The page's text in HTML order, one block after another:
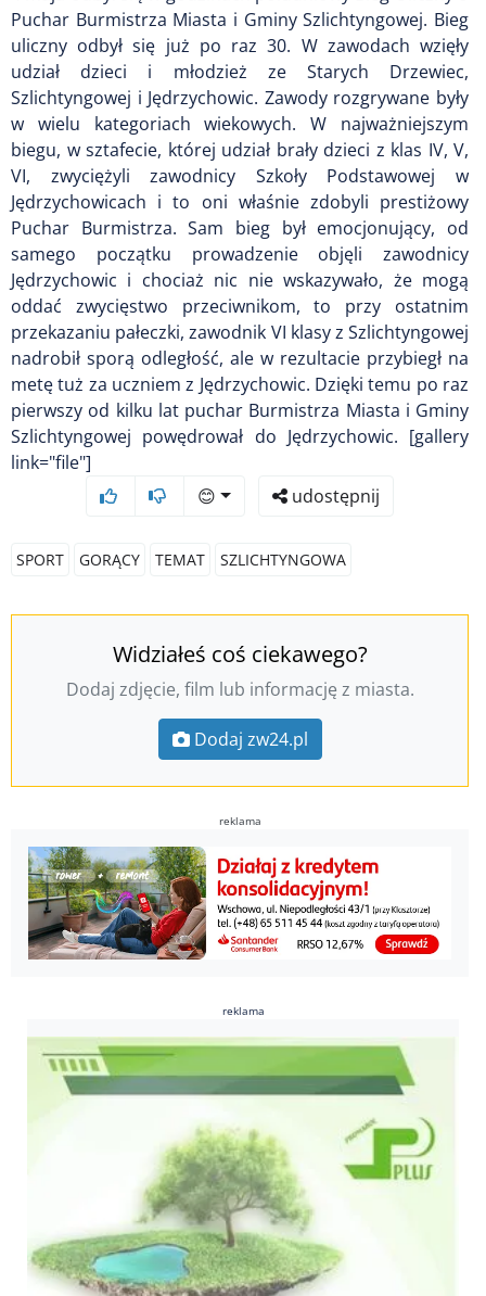
Puchar Burmistrza Miasta i Gminy Szlichtyngowej. Bieg
uliczny odbył się już po raz 30. W zawodach wzięły
udział dzieci i młodzież ze Starych Drzewiec,
Szlichtyngowej i Jędrzychowic. Zawody rozgrywane były
w wielu kategoriach wiekowych. W najważniejszym
biegu, w sztafecie, której udział brały dzieci z klas IV, V,
VI, zwyciężyli zawodnicy Szkoły Podstawowej w
Jędrzychowicach i to oni właśnie zdobyli prestiżowy
Puchar Burmistrza. Sam bieg był emocjonujący, od
samego początku prowadzenie objęli zawodnicy
Jędrzychowic i chociaż nic nie wskazywało, że mogą
oddać zwycięstwo przeciwnikom, to przy ostatnim
przekazaniu pałeczki, zawodnik VI klasy z Szlichtyngowej
nadrobił sporą odległość, ale w rezultacie przybiegł na
metę tuż za uczniem z Jędrzychowic. Dzięki temu po raz
pierwszy od kilku lat puchar Burmistrza Miasta i Gminy
Szlichtyngowej powędrował do Jędrzychowic. [gallery
link="file"]
😊
udostępnij
SPORT GORĄCY TEMAT SZLICHTYNGOWA
Widziałeś coś ciekawego?
Dodaj zdjęcie, film lub informację z miasta.
Dodaj zw24.pl
reklama
reklama